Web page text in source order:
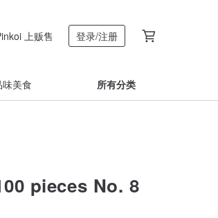
上贩售 登录/注册
味美食 所有分类
pieces No. 8